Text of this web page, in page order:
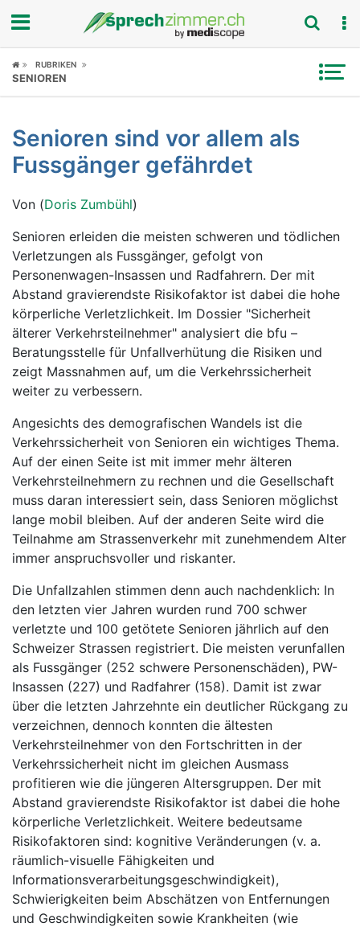
Fokus
Symptome
Untersuchungen
Ratgeber
Rubriken
RUBRIKEN
SENIOREN
Senioren sind vor allem als
Fussgänger gefährdet
Von (Doris Zumbühl)
Senioren erleiden die meisten schweren und tödlichen
Verletzungen als Fussgänger, gefolgt von
Personenwagen-Insassen und Radfahrern. Der mit
Abstand gravierendste Risikofaktor ist dabei die hohe
körperliche Verletzlichkeit. Im Dossier "Sicherheit
älterer Verkehrsteilnehmer" analysiert die bfu –
Beratungsstelle für Unfallverhütung die Risiken und
zeigt Massnahmen auf, um die Verkehrssicherheit
weiter zu verbessern.
Angesichts des demografischen Wandels ist die
Verkehrssicherheit von Senioren ein wichtiges Thema.
Auf der einen Seite ist mit immer mehr älteren
Verkehrsteilnehmern zu rechnen und die Gesellschaft
muss daran interessiert sein, dass Senioren möglichst
lange mobil bleiben. Auf der anderen Seite wird die
Teilnahme am Strassenverkehr mit zunehmendem Alter
immer anspruchsvoller und riskanter.
Die Unfallzahlen stimmen denn auch nachdenklich: In
den letzten vier Jahren wurden rund 700 schwer
verletzte und 100 getötete Senioren jährlich auf den
Schweizer Strassen registriert. Die meisten verunfallen
als Fussgänger (252 schwere Personenschäden), PW-
Insassen (227) und Radfahrer (158). Damit ist zwar
über die letzten Jahrzehnte ein deutlicher Rückgang zu
verzeichnen, dennoch konnten die ältesten
Verkehrsteilnehmer von den Fortschritten in der
Verkehrssicherheit nicht im gleichen Ausmass
profitieren wie die jüngeren Altersgruppen. Der mit
Abstand gravierendste Risikofaktor ist dabei die hohe
körperliche Verletzlichkeit. Weitere bedeutsame
Risikofaktoren sind: kognitive Veränderungen (v. a.
räumlich-visuelle Fähigkeiten und
Informationsverarbeitungsgeschwindigkeit),
Schwierigkeiten beim Abschätzen von Entfernungen
und Geschwindigkeiten sowie Krankheiten (wie